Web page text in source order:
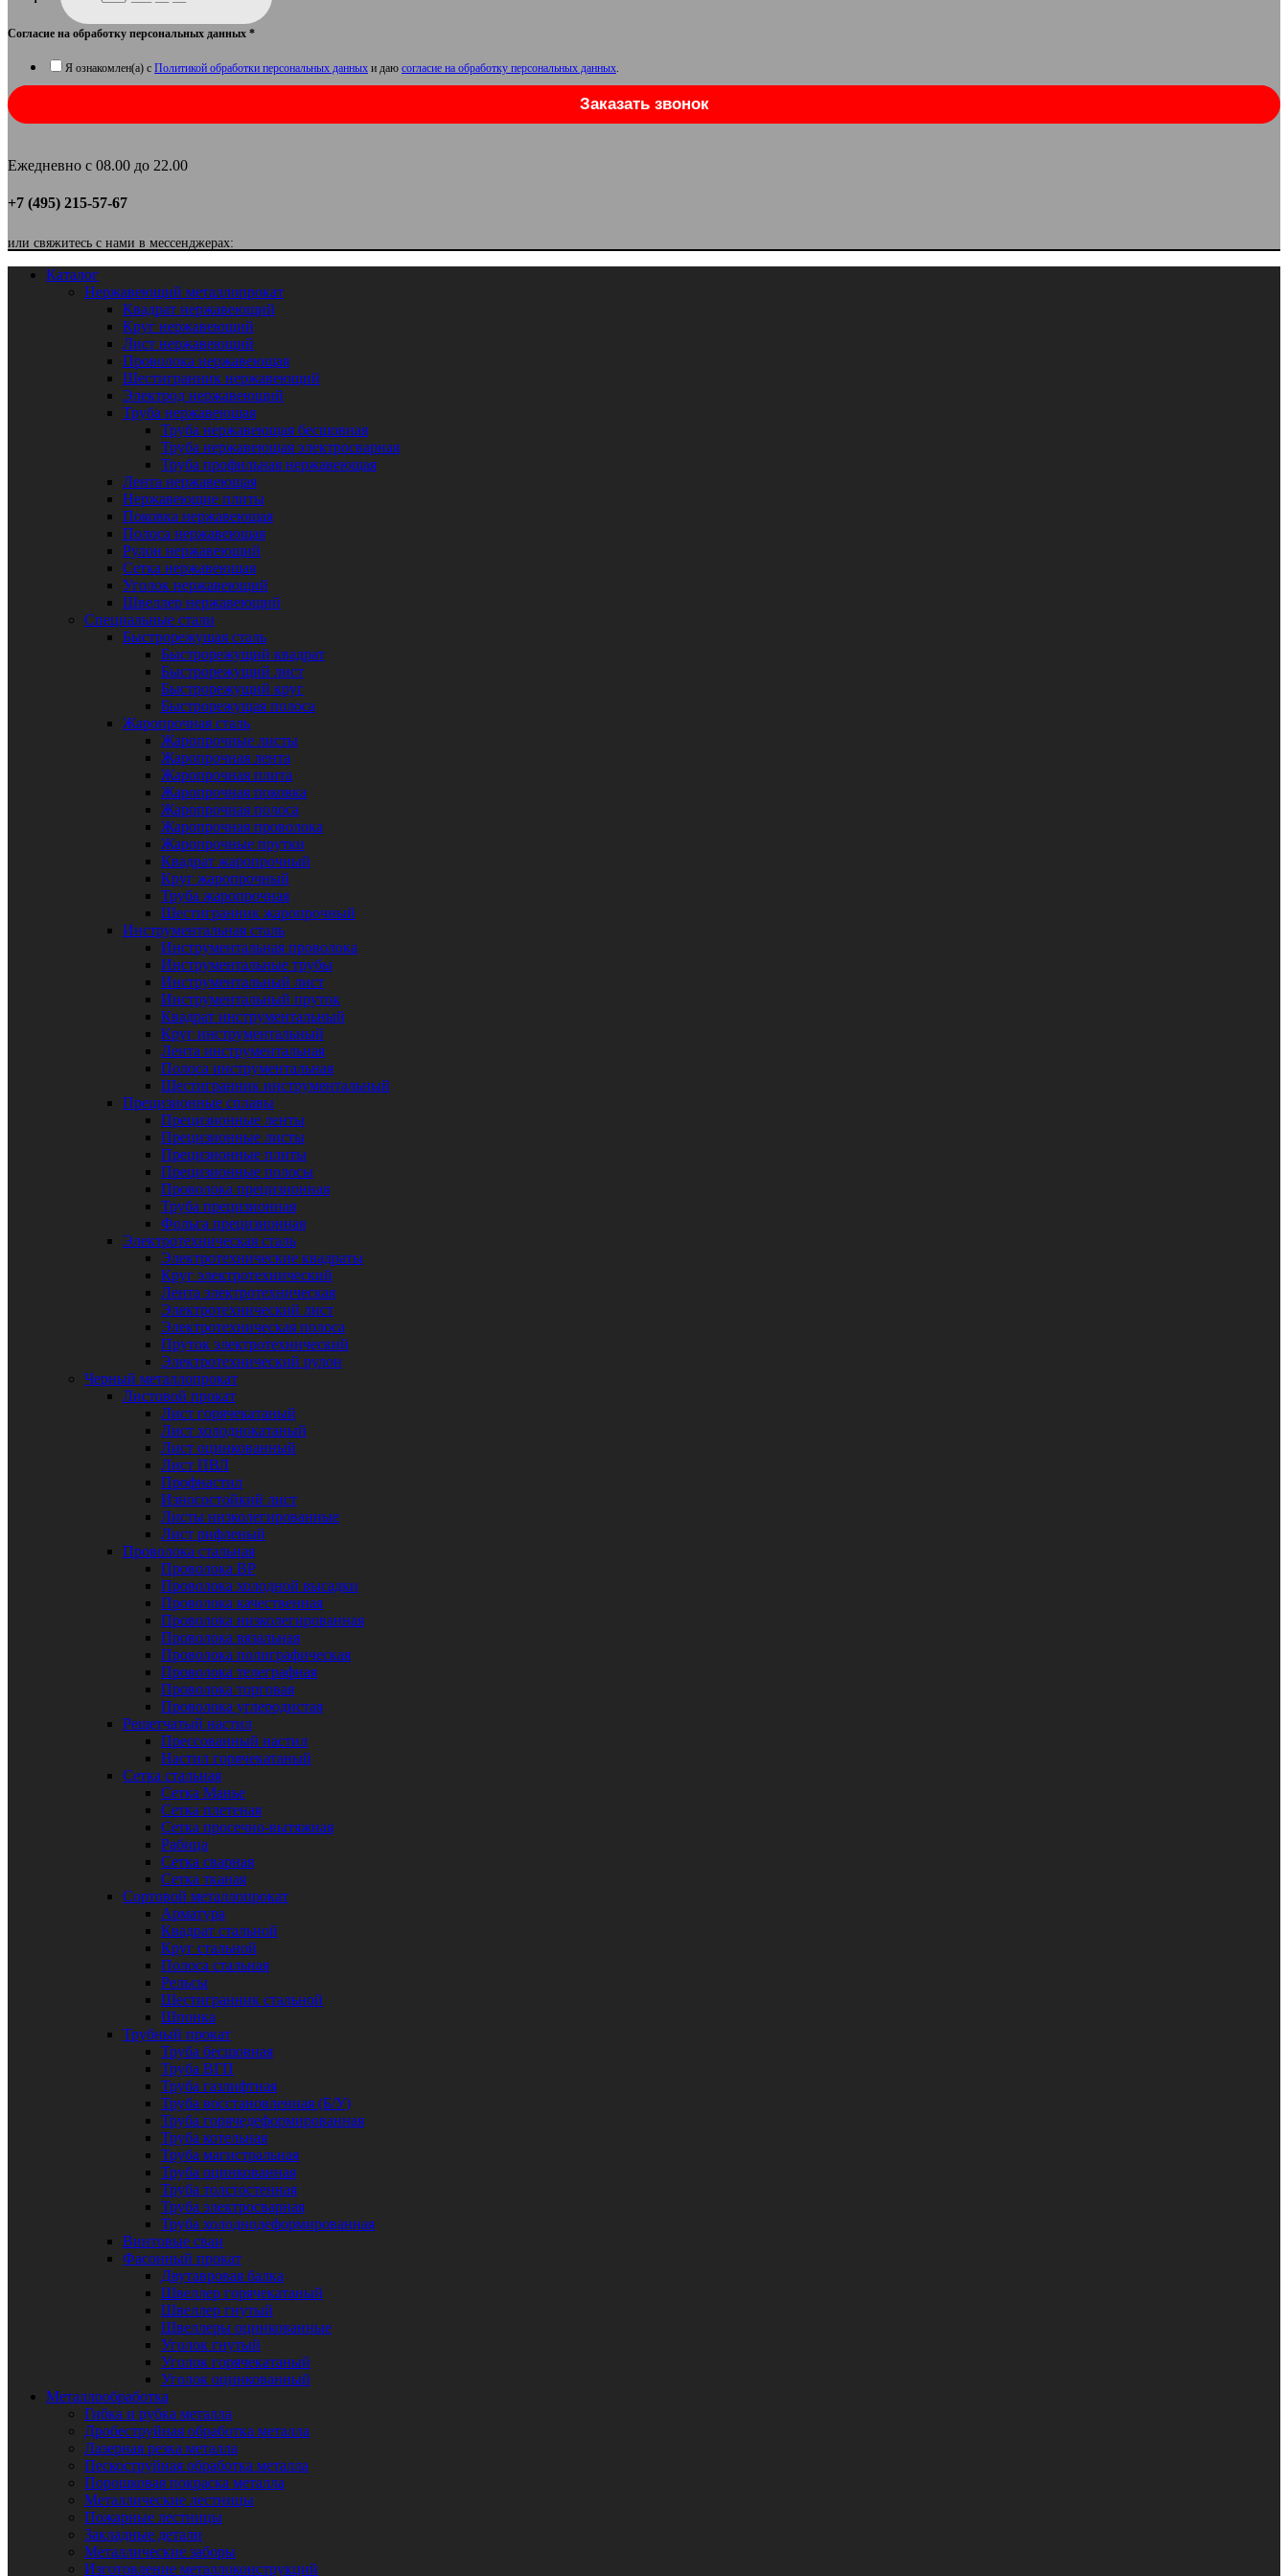
Согласие на обработку персональных данных *
Я ознакомлен(а) с Политикой обработки персональных данных и даю согласие на обработку персональных данных.
Заказать звонок
Ежедневно с 08.00 до 22.00
+7 (495) 215-57-67
или свяжитесь с нами в мессенджерах:
Каталог
Нержавеющий металлопрокат
Квадрат нержавеющий
Круг нержавеющий
Лист нержавеющий
Проволока нержавеющая
Шестигранник нержавеющий
Электрод нержавеющий
Труба нержавеющая
Труба нержавеющая бесшовная
Труба нержавеющая электросварная
Труба профильная нержавеющая
Лента нержавеющая
Нержавеющие плиты
Поковка нержавеющая
Полоса нержавеющая
Рулон нержавеющий
Сетка нержавеющая
Уголок нержавеющий
Швеллер нержавеющий
Специальные стали
Быстрорежущая сталь
Быстрорежущий квадрат
Быстрорежущий лист
Быстрорежущий круг
Быстрорежущая полоса
Жаропрочная сталь
Жаропрочные листы
Жаропрочная лента
Жаропрочная плита
Жаропрочная поковка
Жаропрочная полоса
Жаропрочная проволока
Жаропрочные прутки
Квадрат жаропрочный
Круг жаропрочный
Труба жаропрочная
Шестигранник жаропрочный
Инструментальная сталь
Инструментальная проволока
Инструментальные трубы
Инструментальный лист
Инструментальный пруток
Квадрат инструментальный
Круг инструментальный
Лента инструментальная
Полоса инструментальная
Шестигранник инструментальный
Прецизионные сплавы
Прецизионные ленты
Прецизионные листы
Прецизионные плиты
Прецизионные полосы
Проволока прецизионная
Труба прецизионная
Фольга прецизионная
Электротехническая сталь
Электротехнические квадраты
Круг электротехнический
Лента электротехническая
Электротехнический лист
Электротехническая полоса
Пруток электротехнический
Электротехнический рулон
Черный металлопрокат
Листовой прокат
Лист горячекатаный
Лист холоднокатаный
Лист оцинкованный
Лист ПВЛ
Профнастил
Износостойкий лист
Листы низколегированные
Лист рифленый
Проволока стальная
Проволока ВР
Проволока холодной высадки
Проволока качественная
Проволока низколегированная
Проволока вязальная
Проволока полиграфическая
Проволока телеграфная
Проволока торговая
Проволока углеродистая
Решетчатый настил
Прессованный настил
Настил горячекатаный
Сетка стальная
Сетка Манье
Сетка плетеная
Сетка просечно-вытяжная
Рабица
Сетка сварная
Сетка тканая
Сортовой металлопрокат
Арматура
Квадрат стальной
Круг стальной
Полоса стальная
Рельсы
Шестигранник стальной
Шпонка
Трубный прокат
Труба бесшовная
Труба ВГП
Труба газлифтная
Труба восстановленная (Б/У)
Труба горячедеформированная
Труба котельная
Труба магистральная
Труба оцинкованная
Труба толстостенная
Труба электросварная
Труба холоднодеформированная
Винтовые сваи
Фасонный прокат
Двутавровая балка
Швеллер горячекатаный
Швеллер гнутый
Швеллеры оцинкованные
Уголок гнутый
Уголок горячекатаный
Уголок оцинкованный
Металлообработка
Гибка и рубка металла
Дробеструйная обработка металла
Лазерная резка металла
Пескоструйная обработка металла
Порошковая покраска металла
Металлические лестницы
Пожарные лестницы
Закладные детали
Металлические заборы
Изготовление металлоконструкций